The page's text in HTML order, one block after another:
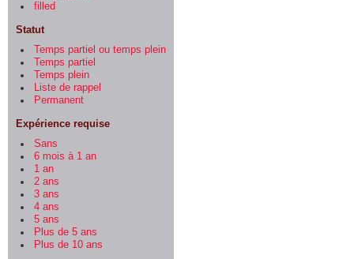
filled
Statut
Temps partiel ou temps plein
Temps partiel
Temps plein
Liste de rappel
Permanent
Expérience requise
Sans
6 mois à 1 an
1 an
2 ans
3 ans
4 ans
5 ans
Plus de 5 ans
Plus de 10 ans